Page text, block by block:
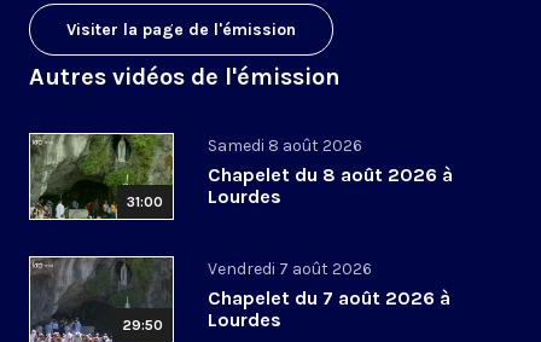
Visiter la page de l'émission
Autres vidéos de l'émission
31:00
Samedi 8 août 2026
Chapelet du 8 août 2026 à
Lourdes
29:50
Vendredi 7 août 2026
Chapelet du 7 août 2026 à
Lourdes